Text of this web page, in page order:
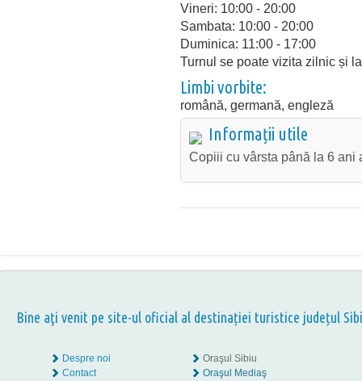
Vineri: 10:00 - 20:00
Sambata: 10:00 - 20:00
Duminica: 11:00 - 17:00
Turnul se poate vizita zilnic și
Limbi vorbite:
română, germană, engleză
Informații utile
Copiii cu vârsta până la 6 ani
Bine aţi venit pe site-ul oficial al destinației turistice județul
Despre noi
Contact
Oraşul Sibiu
Oraşul Mediaş